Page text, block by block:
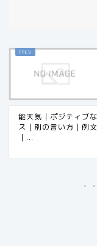
能天気｜ポジティブ
ス｜別の言い方｜例
｜...